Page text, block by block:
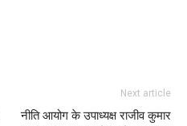
Next article
नीति आयोग के उपाध्यक्ष राजीव कुमार